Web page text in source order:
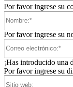
Por favor ingrese su
Por favor ingrese su
¡Has introducido una
Por favor ingrese su